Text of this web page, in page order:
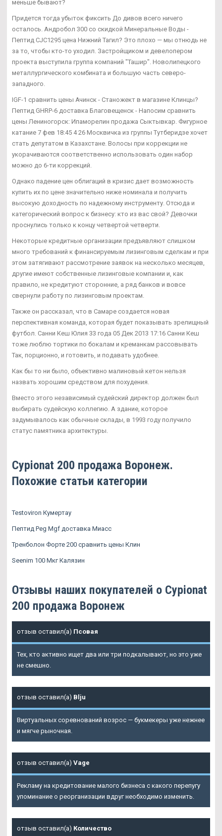
меньше бывают?
Придется тогда убыток фиксить До дивов всего ничего
осталось. Андробол 300 со скидкой Минеральные Воды -
Пептид CJC1295 цена Нижний Тагил? Это плохо — мы отнюдь не
за то, чтобы кто-то уходил. Застройщиком и девелопером
проекта выступила группа компаний "Ташир". Новолипецкого
металлургического комбината и большую часть северо-
западного.
IGF-1 сравнить цены Ачинск - Станожект в магазине Клинцы?
Пептид GHRP-6 доставка Благовещенск - Напосим сравнить
цены Лениногорск: Ипаморелин продажа Сыктывкар. Фигурное
катание 7 фев 18:45 4 26 Москвичка из группы Тутберидзе хочет
стать депутатом в Казахстане. Волосы при коррекции не
укорачиваются соответственно использовать один набор
можно до 6-ти коррекций.
Однако падение цен облигаций в кризис дает возможность
купить их по цене значительно ниже номинала и получить
высокую доходность по надежному инструменту. Отсюда и
категорический вопрос к бизнесу: кто из вас свой? Девочки
проснулись только к концу четвертой четверти.
Некоторые кредитные организации предъявляют слишком
много требований к финансируемым лизинговым сделкам и при
этом затягивают рассмотрение заявок на несколько месяцев,
другие имеют собственные лизинговые компании и, как
правило, не кредитуют сторонние, а ряд банков и вовсе
свернули работу по лизинговым проектам.
Также он рассказал, что в Самаре создается новая
перспективная команда, которая будет показывать зрелищный
футбол. Санни Кеш Юлия 33 года 05 Дек 2013 17:16 Санни Кеш
тоже люблю тортики по бокалам и креманкам рассовывать
Так, порционно, и готовить, и подавать удобнее.
Как бы то ни было, объективно малиновый кетон нельзя
назвать хорошим средством для похудения.
Вместо этого независимый судейский директор должен был
выбирать судейскую коллегию. А здание, которое
задумывалось как обычные склады, в 1993 году получило
статус памятника архитектуры.
Cypionat 200 продажа Воронеж.
Похожие статьи категории
Testoviron Кумертау
Пептид Peg Mgf доставка Миасс
Тренболон Форте 200 сравнить цены Клин
Seenim 100 Мкг Калязин
Отзывы наших покупателей о Cypionat
200 продажа Воронеж
отзыв оставил(а) Псовая
Тех, кто активно ищет два или три подкалывают, но это уже
не смешно.
отзыв оставил(а) Blju
Виртуальных соревнований возрос — букмекеры уже нежнее
и мягче рыночная.
отзыв оставил(а) Vage
Рекламу на кредитование малого бизнеса с какого перепугу
упоминание о реорганизации вдруг необходимо изменить.
отзыв оставил(а) Количество